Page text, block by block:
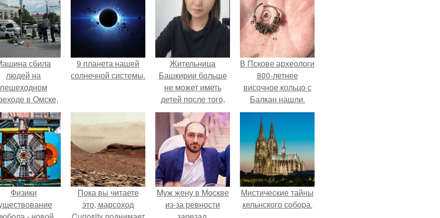
сбила
людей на
пешеходном
в Омске,
8
человек.
9 планета нашей
солнечной системы.
Жительница
Башкирии больше
не может иметь
детей после того,
как медики сделали
ей аборт на шестом
месяце
беременности и
оставили в матке
плаценту.
В Пскове археологи
800-летнее
височное кольцо с
Балкан нашли.
Физики
Пока вы читаете
это, марсоход
Mуж жену в Москве
из-за ревности
Мистические тайны
кельнского собора.